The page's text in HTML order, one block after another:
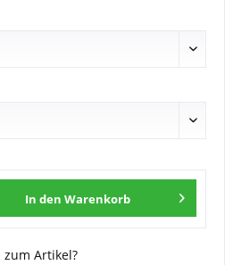
In den Warenkorb
zum Artikel?